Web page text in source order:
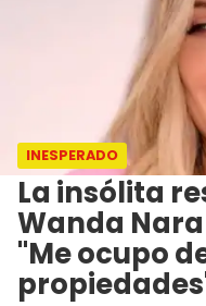
INESPERADO
La insólita
Wanda
"Me ocupo